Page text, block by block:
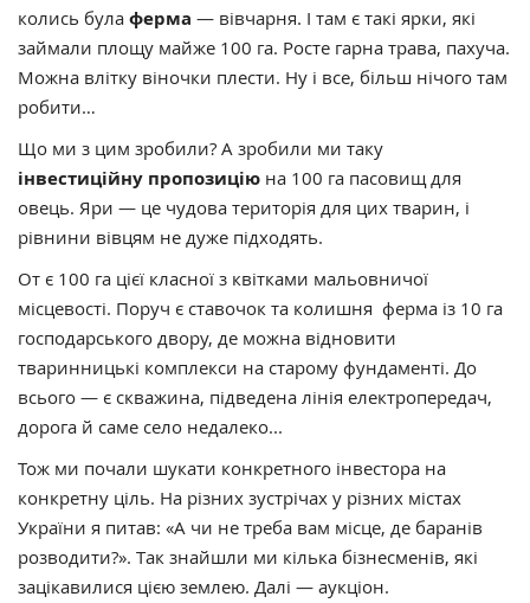
колись була ферма — вівчарня. І там є такі ярки, які
займали площу майже 100 га. Росте гарна трава, пахуча.
Можна влітку віночки плести. Ну і все, більш нічого там
робити…
Що ми з цим зробили? А зробили ми таку
інвестиційну пропозицію на 100 га пасовищ для
овець. Яри — це чудова територія для цих тварин, і
рівнини вівцям не дуже підходять.
От є 100 га цієї класної з квітками мальовничої
місцевості. Поруч є ставочок та колишня ферма із 10 га
господарського двору, де можна відновити
тваринницькі комплекси на старому фундаменті. До
всього — є скважина, підведена лінія електропередач,
дорога й саме село недалеко...
Тож ми почали шукати конкретного інвестора на
конкретну ціль. На різних зустрічах у різних містах
України я питав: «А чи не треба вам місце, де баранів
розводити?». Так знайшли ми кілька бізнесменів, які
зацікавилися цією землею. Далі — аукціон.